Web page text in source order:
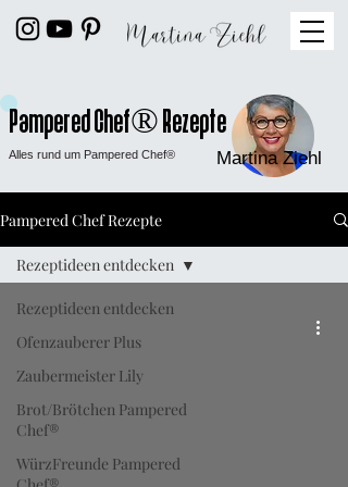
Alles rund um Pampered Chef®
Pampered Chef® Rezepte
Martina Ziehl
Pampered Chef Rezepte
Rezeptideen entdecken
Ofenzauberer Plus
Zaubermeister Lily
Brot/Brötchen Pampered
Chef®
WürzFreunde Pampered
Rezeptideen entdecken